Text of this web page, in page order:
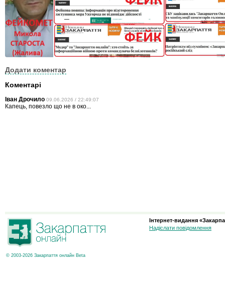
Додати коментар
Коментарі
Іван Дрочило 09.06.2026 / 22:49:07
Капець, повезло що не в око...
© 2003-2026 Закарпаття онлайн Beta
Інтернет-видання
Надіслати повідомлення